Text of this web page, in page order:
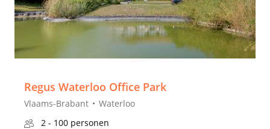
Regus Waterloo Office Park
Vlaams-Brabant
Waterloo
2 - 100 personen